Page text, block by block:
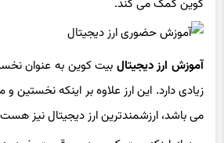
آموزش ارز دیجیتالبیت کوین به عنوان
زیادی دارد. این ارز علاوه بر اینکه نخستین
می باشد، ارزشمندترین ارز دیجیتال نیز
بعد از اینکه بیت کوین در موقعیت خود به